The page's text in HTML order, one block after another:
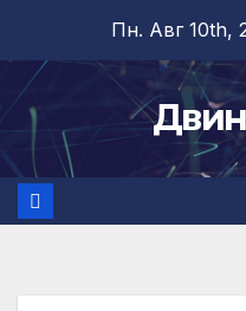
содержимому
Пн. Авг 10th,